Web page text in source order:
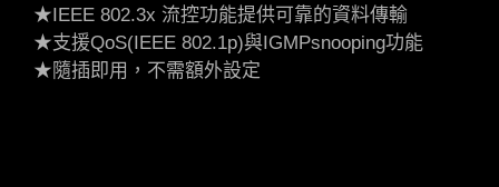
★IEEE 802.3x 流控功能提供可靠的資料傳輸
★支援QoS(IEEE 802.1p)與IGMPsnooping功能
★隨插即用，不需額外設定